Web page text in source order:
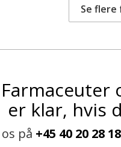
Se
Farmaceuter
er klar, hvis
på +45 40 20 28 18